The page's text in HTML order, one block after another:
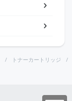
トナーカートリッジ